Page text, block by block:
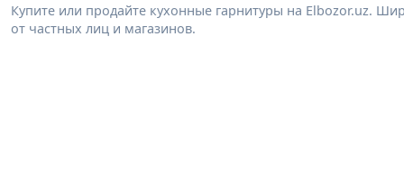
Купите или продайте кухонные гарнитуры на Elbozor.uz.
от частных лиц и магазинов.